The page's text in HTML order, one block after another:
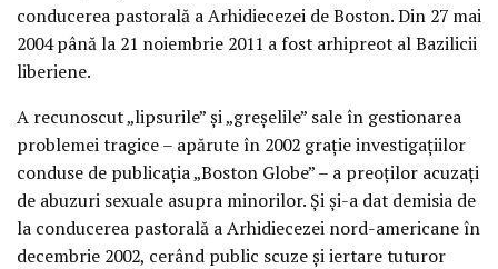
conducerea pastorală a Arhidiecezei de Boston. Din 27 mai
2004 până la 21 noiembrie 2011 a fost arhipreot al Bazilicii
liberiene.
A recunoscut „lipsurile” și „greșelile” sale în gestionarea
problemei tragice – apărute în 2002 grație investigațiilor
conduse de publicația „Boston Globe” – a preoților acuzați
de abuzuri sexuale asupra minorilor. Și și-a dat demisia de
la conducerea pastorală a Arhidiecezei nord-americane în
decembrie 2002, cerând public scuze și iertare tuturor